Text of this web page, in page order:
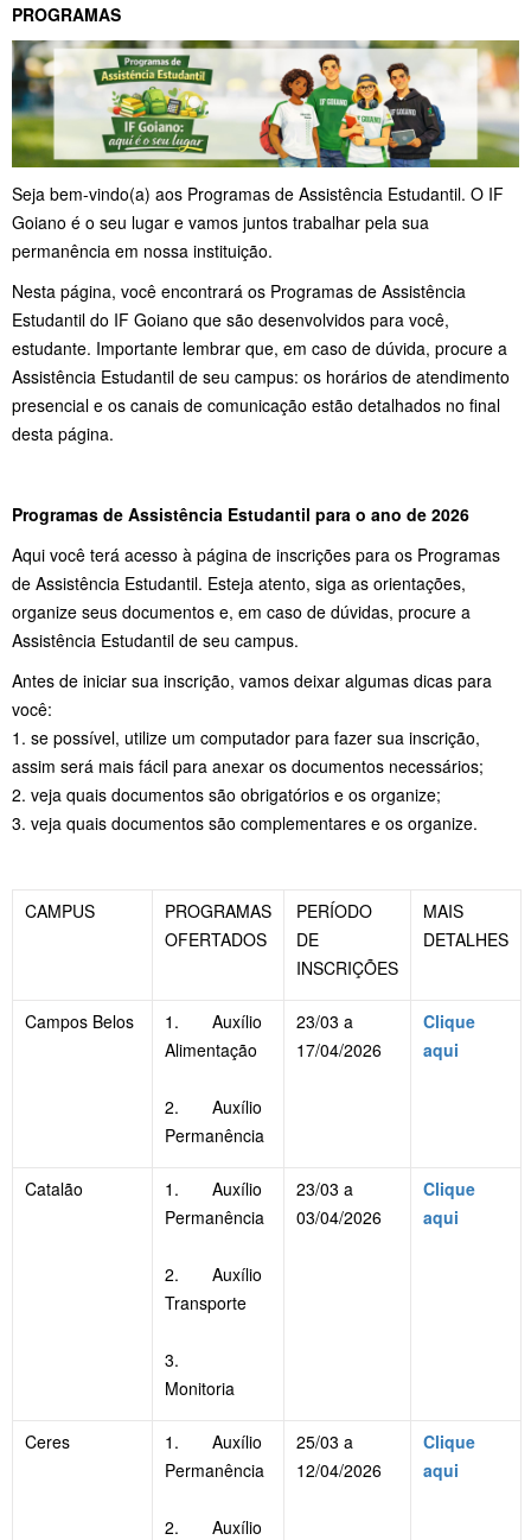
PROGRAMAS
Seja bem-vindo(a) aos Programas de Assistência Estudantil. O IF
Goiano é o seu lugar e vamos juntos trabalhar pela sua
permanência em nossa instituição.
Nesta página, você encontrará os Programas de Assistência
Estudantil do IF Goiano que são desenvolvidos para você,
estudante. Importante lembrar que, em caso de dúvida, procure a
Assistência Estudantil de seu campus: os horários de atendimento
presencial e os canais de comunicação estão detalhados no final
desta página.
Programas de Assistência Estudantil para o ano de 2026
Aqui você terá acesso à página de inscrições para os Programas
de Assistência Estudantil. Esteja atento, siga as orientações,
organize seus documentos e, em caso de dúvidas, procure a
Assistência Estudantil de seu campus.
Antes de iniciar sua inscrição, vamos deixar algumas dicas para
você:
1. se possível, utilize um computador para fazer sua inscrição,
assim será mais fácil para anexar os documentos necessários;
2. veja quais documentos são obrigatórios e os organize;
3. veja quais documentos são complementares e os organize.
CAMPUS
PROGRAMAS
OFERTADOS
PERÍODO
DE
INSCRIÇÕES
MAIS
DETALHES
Campos Belos
1. Auxílio
Alimentação
2. Auxílio
Permanência
23/03 a
17/04/2026
Clique
aqui
Catalão
1. Auxílio
Permanência
2. Auxílio
Transporte
3.
Monitoria
23/03 a
03/04/2026
Clique
aqui
Ceres
1. Auxílio
Permanência
2. Auxílio
25/03 a
12/04/2026
Clique
aqui